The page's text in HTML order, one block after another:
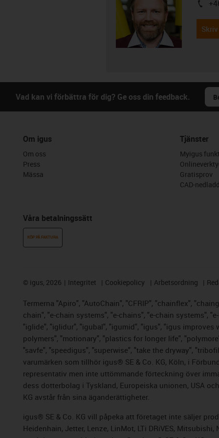
igus-
Vad kan vi förbättra för dig? Ge oss din feedback.
Om igus
Om oss
Press
Mässa
Våra betalningssätt
KÖP PÅ FAKTURA
Tjänster
Myigus
Gratisprov
CAD-
© igus, 2026 Integritet Cookiepolicy Arbetsordning
Termerna "Apiro", "AutoChain", "CFRIP", "chainflex",
chain", "e-chain systems", "e-chains", "e-chain systems",
"iglide", "iglidur", "igubal", "igumid", "igus", "igus improves
polymers", "motionary", "plastics for longer life",
"savfe", "speedigus", "superwise", "take the dryway",
varumärken som tillhör igus® SE & Co. KG, Köln, i
representativ men inte uttömmande förteckning över
dess dotterbolag i Tyskland, Europeiska unionen, USA
KG avstår från sina äganderättigheter.
igus® SE & Co. KG vill påpeka att företaget inte säljer
Heidenhain, Jetter, Lenze, LinMot, LTi DRiVES,